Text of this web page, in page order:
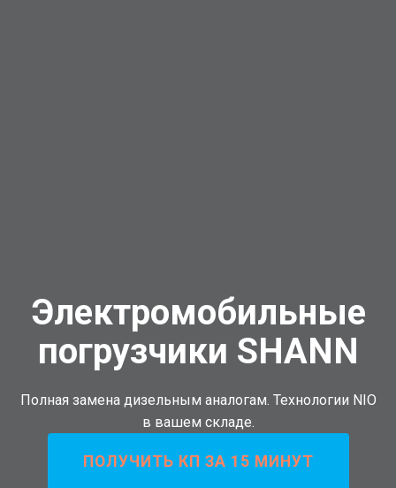
Электромобильные
погрузчики SHANN
Полная замена дизельным аналогам. Технологии NIO
в вашем складе.
ПОЛУЧИТЬ КП ЗА 15 МИНУТ